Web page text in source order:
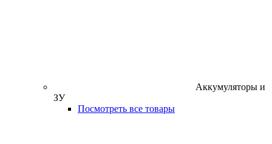
Аккумуляторы и
ЗУ
Посмотреть все товары